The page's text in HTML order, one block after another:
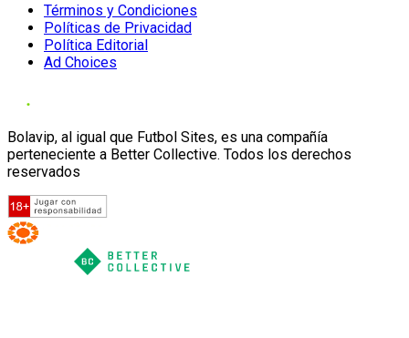
Términos y Condiciones
Políticas de Privacidad
Política Editorial
Ad Choices
Bolavip, al igual que Futbol Sites, es una compañía
perteneciente a Better Collective. Todos los derechos
reservados